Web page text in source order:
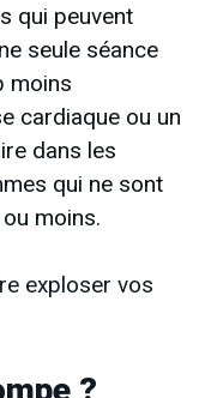
qui peuvent
seule séance
moins
cardiaque ou un
dans les
qui ne sont
moins.
exploser vos
?